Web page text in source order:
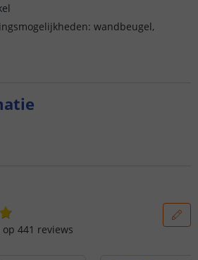
wandbeugel,
op 441 reviews